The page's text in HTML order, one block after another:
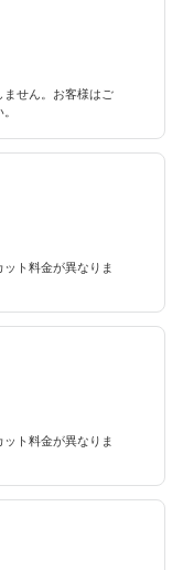
ません。お客様はご
ト料金が異なりま
ト料金が異なりま